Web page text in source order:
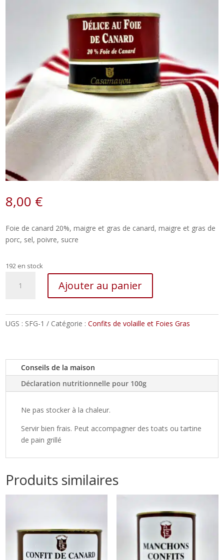
8,00 €
Foie de canard 20%, maigre et gras de canard, maigre et gras de
porc, sel, poivre, sucre
192 en stock
foie
(20%)
Ajouter au panier
UGS : SFG-1 Catégorie :Confits de volaille et Foies Gras
Conseils de la maison
Déclaration nutritionnelle pour 100g
Ne pas stocker à la chaleur.
Servir bien frais. Peut accompagner des toats ou tartine
de pain grillé
Produits similaires